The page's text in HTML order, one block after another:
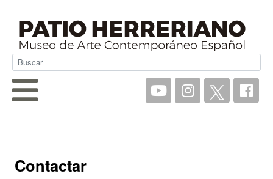
Contactar